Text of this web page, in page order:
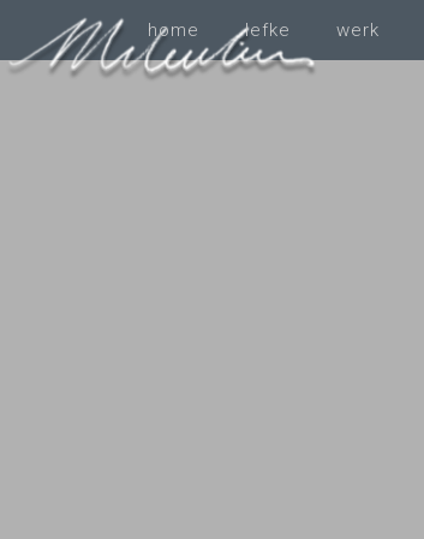
home Iefke werk